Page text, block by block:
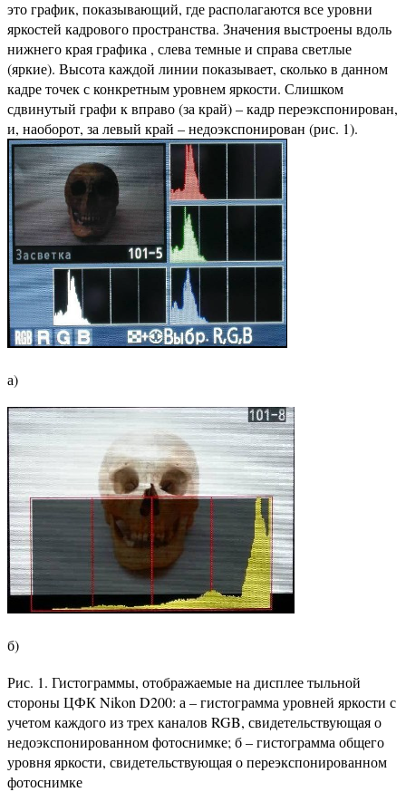
это график, показывающий, где располагаются все уровни
яркостей кадрового пространства. Значения выстроены вдоль
нижнего края графика , слева темные и справа светлые
(яркие). Высота каждой линии показывает, сколько в данном
кадре точек с конкретным уровнем яркости. Слишком
сдвинутый графи к вправо (за край) – кадр переэкспонирован,
и, наоборот, за левый край – недоэкспонирован (рис. 1).
а)
б)
Рис. 1. Гистограммы, отображаемые на дисплее тыльной
стороны ЦФК Nikon D200: а – гистограмма уровней яркости с
учетом каждого из трех каналов RGB, свидетельствующая о
недоэкспонированном фотоснимке; б – гистограмма общего
уровня яркости, свидетельствующая о переэкспонированном
фотоснимке